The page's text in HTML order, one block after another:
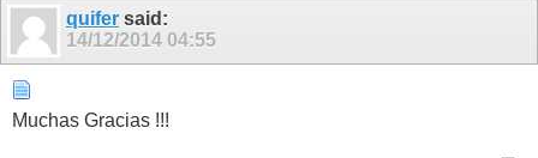
quifer said:
14/12/2014 04:55
Muchas Gracias !!!